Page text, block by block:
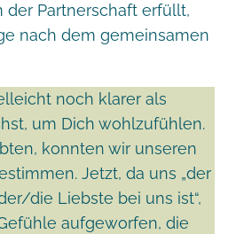
der Partnerschaft erfüllt,
nach dem gemeinsamen
noch klarer als
um Dich wohlzufühlen.
konnten wir unseren
Jetzt, da uns „der
die Liebste bei uns ist“,
aufgeworfen, die